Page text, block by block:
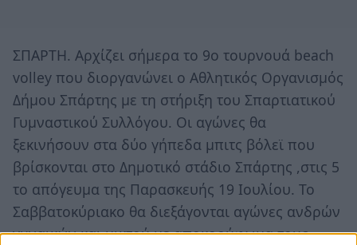
ΣΠΑΡΤΗ. Αρχίζει σήμερα το 9ο τουρνουά beach
volley που διοργανώνει ο Αθλητικός Οργανισμός
Δήμου Σπάρτης με τη στήριξη του Σπαρτιατικού
Γυμναστικού Συλλόγου. Οι αγώνες θα
ξεκινήσουν στα δύο γήπεδα μπιτς βόλεϊ που
βρίσκονται στο Δημοτικό στάδιο Σπάρτης ,στις 5
το απόγευμα της Παρασκευής 19 Ιουλίου. Το
Σαββατοκύριακο θα διεξάγονται αγώνες ανδρών
γυναικών και μικτού με αποκορύφωμα τους